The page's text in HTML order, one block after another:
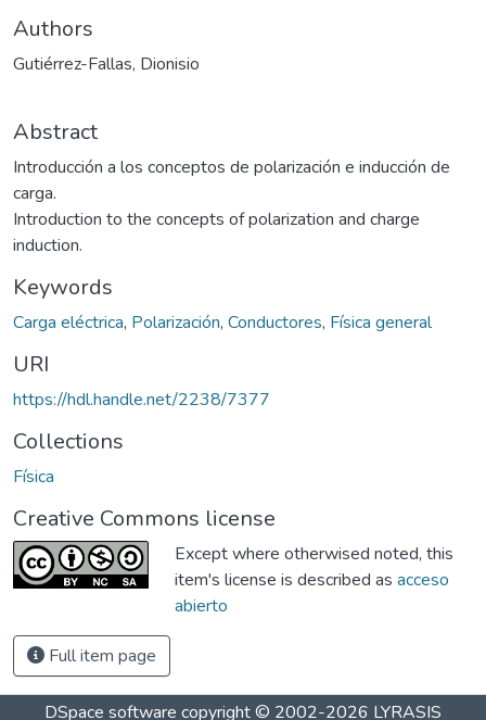
Authors
Gutiérrez-Fallas, Dionisio
Abstract
Introducción a los conceptos de polarización e inducción de
carga.
Introduction to the concepts of polarization and charge
induction.
Keywords
Carga eléctrica, Polarización, Conductores, Física general
URI
https://hdl.handle.net/2238/7377
Collections
Física
Creative Commons license
Except where otherwised noted, this
item's license is described as acceso
abierto
Full item page
DSpace software copyright © 2002-2026 LYRASIS